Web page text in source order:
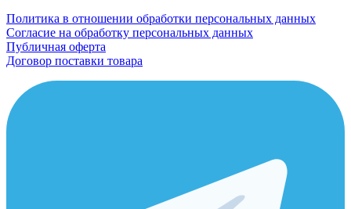
Политика в отношении обработки персональных данных
Согласие на обработку персональных данных
Публичная оферта
Договор поставки товара